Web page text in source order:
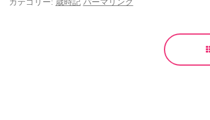
カテゴリー: 歳時記 パーマリンク